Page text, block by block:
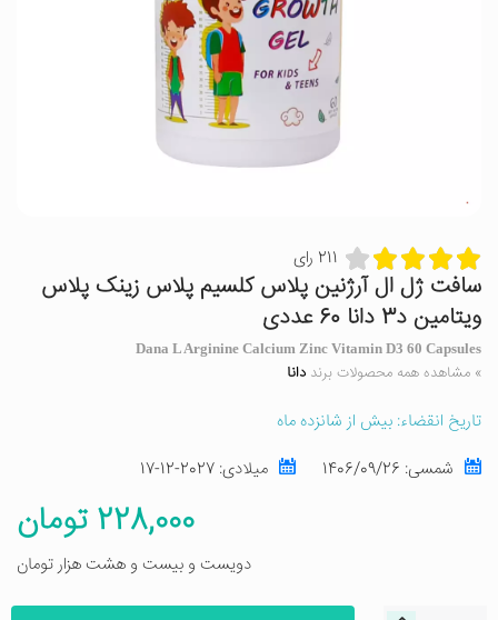
211 رای
سافت ژل ال آرژنین پلاس کلسیم پلاس زینک پلاس
ویتامین د3 دانا 60 عددی
Dana L Arginine Calcium Zinc Vitamin D3 60 Capsules
» مشاهده همه محصولات برند دانا
تاریخ انقضاء: بیش از شانزده ماه
شمسی: 1406/09/26 میلادی: 2027-12-17
228,000 تومان
دویست و بیست و هشت هزار تومان